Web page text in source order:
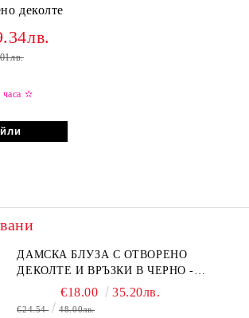
деколте
✫
ДАМСКА БЛУЗА С ОТВОРЕНО
ДЕКОЛТЕ И ВРЪЗКИ В ЧЕРНО -
КОД 6315€18.00 35.20лв.
€24.54 48.00лв.